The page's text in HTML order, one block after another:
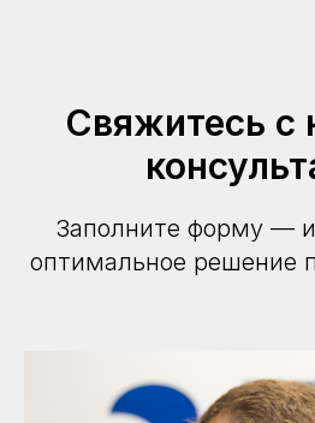
Свяжитесь с
Заполните форму —
оптимальное решение